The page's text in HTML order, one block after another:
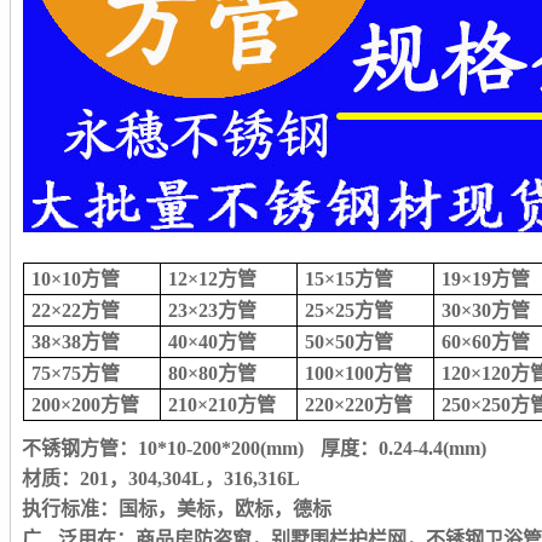
10×10方管 12×12方管 15×15方管
19×19方管
22×22方管
23×23方管 25×25方管
30×30方管
38×38方管
40×40方管 50×50方管
60×60方管
75×75方管
80×80方管 100×100方管
120×120方
200×200方管
210×210方管 220×220方管 250×250方
不锈钢方管： 10*10-200*200(mm) 厚度：0.24-4.4(mm)
材质：201，304,304L，316,316L
执行标准：国标，美标，欧标，德标